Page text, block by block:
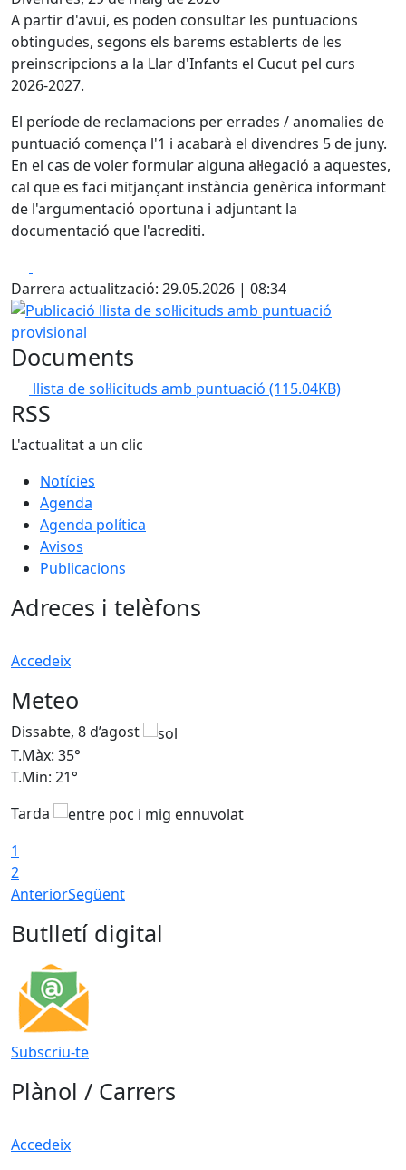
A partir d'avui, es poden consultar les puntuacions
obtingudes, segons els barems establerts de les
preinscripcions a la Llar d'Infants el Cucut pel curs
2026-2027.
El període de reclamacions per errades / anomalies de
puntuació comença l'1 i acabarà el divendres 5 de juny.
En el cas de voler formular alguna al·legació a aquestes,
cal que es faci mitjançant instància genèrica informant
de l'argumentació oportuna i adjuntant la
documentació que l'acrediti.
Darrera actualització: 29.05.2026 | 08:34
Publicació llista de sol·licituds amb puntuació provisional
Documents
llista de sol·licituds amb puntuació (115.04KB)
RSS
L'actualitat a un clic
Notícies
Agenda
Agenda política
Avisos
Publicacions
Adreces i telèfons
Accedeix
Meteo
Dissabte, 8 d’agost
T.Màx: 35°
T.Min: 21°
Tarda
1
2
AnteriorSegüent
Butlletí digital
Subscriu-te
Plànol / Carrers
Accedeix